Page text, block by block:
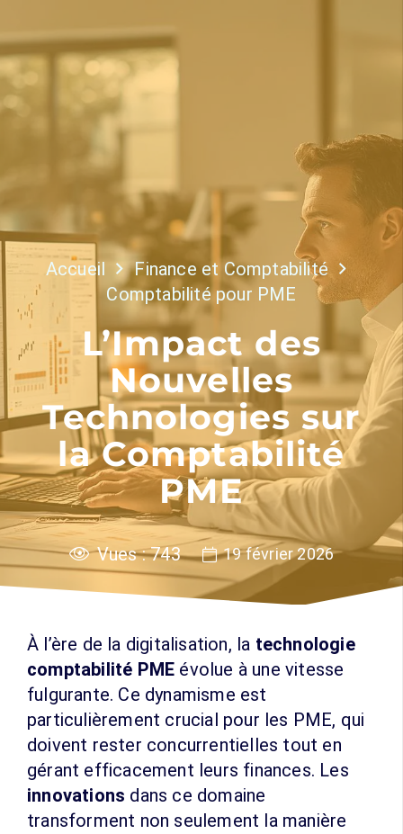
Accueil
Finance et Comptabilité
Comptabilité pour PME
L’Impact des
Nouvelles
Technologies sur
la Comptabilité
PME
Vues :743 19 février 2026
À l’ère de la digitalisation, la technologie
comptabilité PME évolue à une vitesse
fulgurante. Ce dynamisme est
particulièrement crucial pour les PME, qui
doivent rester concurrentielles tout en
gérant efficacement leurs finances. Les
innovations dans ce domaine
transforment non seulement la manière